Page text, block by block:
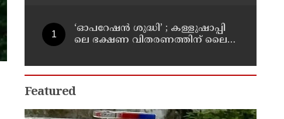
‘ഓ​പ​റേ​ഷ​ൻ ശു​ദ്ധി’ ; ക​ള്ളു​ഷാ​പ്പി​
ലെ ഭ​ക്ഷ​ണ വി​ത​ര​ണ​ത്തി​ന് ലൈ​
ക്കി എ​ക്​​സൈ​സ്​ വ​കു​പ്പ്​
Featured